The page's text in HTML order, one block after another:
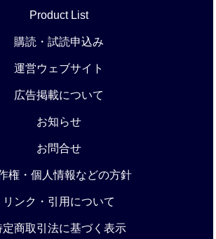
Product List
購読・試読申込み
運営ウェブサイト
広告掲載について
お知らせ
お問合せ
権・個人情報などの方針
リンク・引用について
定商取引法に基づく表示